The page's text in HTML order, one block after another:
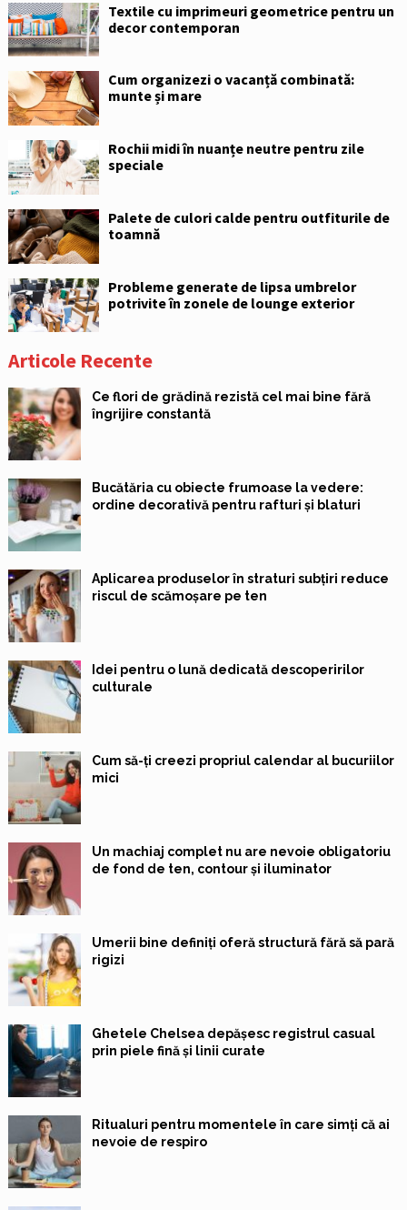
Textile cu imprimeuri geometrice pentru un
decor contemporan
Cum organizezi o vacanță combinată:
munte și mare
Rochii midi în nuanțe neutre pentru zile
speciale
Palete de culori calde pentru outfiturile de
toamnă
Probleme generate de lipsa umbrelor
potrivite în zonele de lounge exterior
Articole Recente
Ce flori de grădină rezistă cel mai bine fără
îngrijire constantă
Bucătăria cu obiecte frumoase la vedere:
ordine decorativă pentru rafturi și blaturi
Aplicarea produselor în straturi subțiri reduce
riscul de scămoșare pe ten
Idei pentru o lună dedicată descoperirilor
culturale
Cum să-ți creezi propriul calendar al bucuriilor
mici
Un machiaj complet nu are nevoie obligatoriu
de fond de ten, contour și iluminator
Umerii bine definiți oferă structură fără să pară
rigizi
Ghetele Chelsea depășesc registrul casual
prin piele fină și linii curate
Ritualuri pentru momentele în care simți că ai
nevoie de respiro